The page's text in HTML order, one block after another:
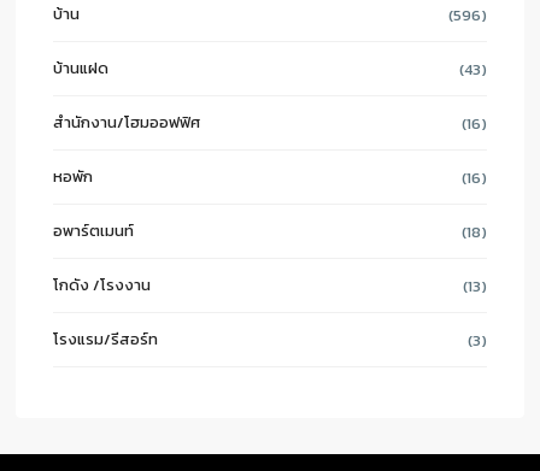
บ้าน (596)
บ้านแฝด (43)
สำนักงาน/โฮมออฟฟิศ (16)
หอพัก (16)
อพาร์ตเมนท์ (18)
โกดัง /โรงงาน (13)
โรงแรม/รีสอร์ท (3)